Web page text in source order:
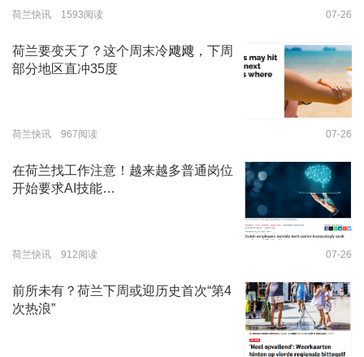
荷兰快讯 1593阅读 07-26
荷兰要变天了？这个周末冷飕飕，下周
部分地区直冲35度
荷兰快讯 967阅读 07-26
在荷兰找工作注意！越来越多普通岗位
开始要求AI技能…
荷兰快讯 912阅读 07-26
前所未有？荷兰下周或迎历史首次“第4
次热浪”